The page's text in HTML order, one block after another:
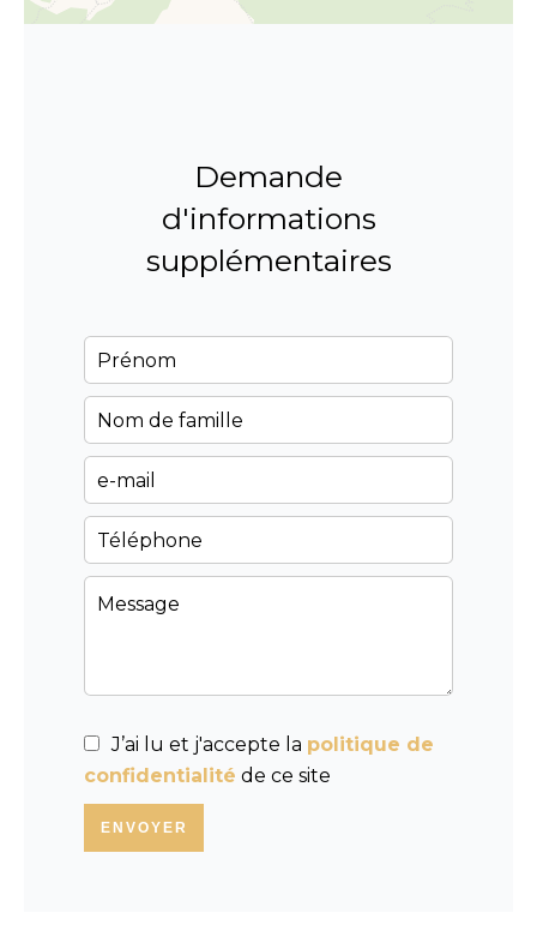
Demande
d'informations
supplémentaires
J’ai lu et j'accepte la politique de
confidentialité de ce site
ENVOYER